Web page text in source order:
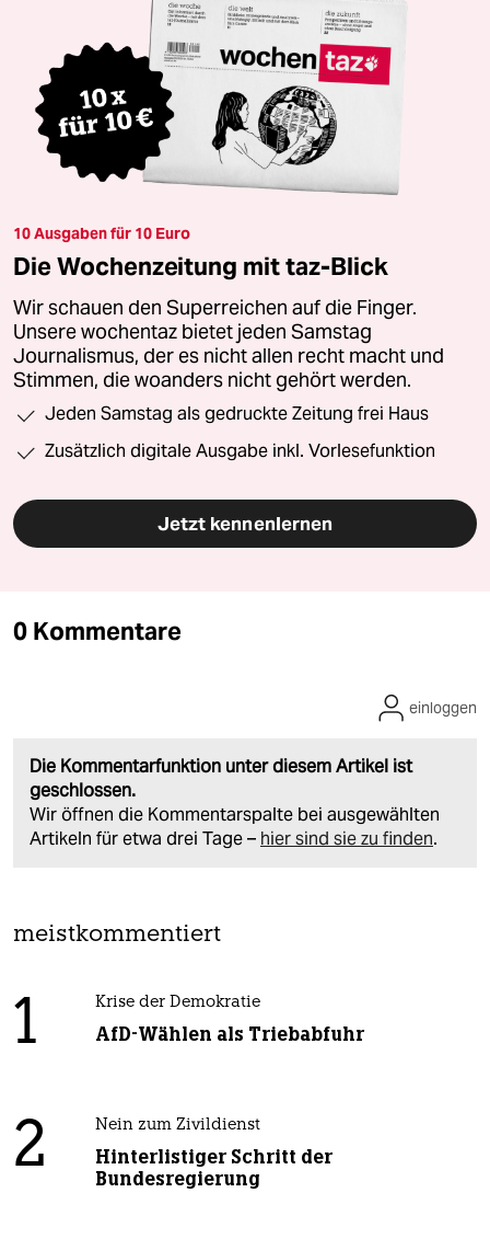
10 Ausgaben für 10 Euro
Die Wochenzeitung mit taz-Blick
Wir schauen den Superreichen auf die Finger.
Unsere wochentaz bietet jeden Samstag
Journalismus, der es nicht allen recht macht und
Stimmen, die woanders nicht gehört werden.
Jeden Samstag als gedruckte Zeitung frei Haus
Zusätzlich digitale Ausgabe inkl. Vorlesefunktion
Jetzt kennenlernen
0 Kommentare
Die Kommentarfunktion unter diesem Artikel ist
geschlossen.
Wir öffnen die Kommentarspalte bei ausgewählten
Artikeln für etwa drei Tage – hier sind sie zu finden.
einloggen
meistkommentiert
1 Krise der Demokratie
AfD-Wählen als Triebabfuhr
2 Nein zum Zivildienst
Hinterlistiger Schritt der
Bundesregierung